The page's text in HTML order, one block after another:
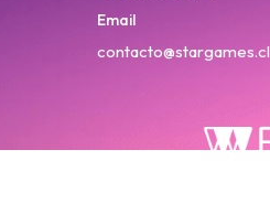
Email
contacto@stargames.cl